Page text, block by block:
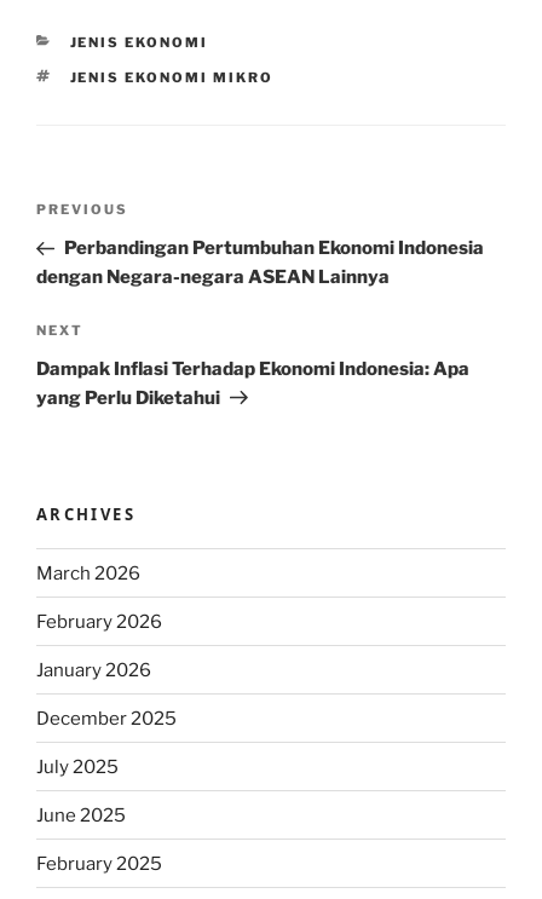
CATEGORIES
JENIS EKONOMI
TAGS
JENIS EKONOMI MIKRO
Previous
Post
PREVIOUS
Perbandingan Pertumbuhan Ekonomi Indonesia
dengan Negara-negara ASEAN Lainnya
Next
Post
NEXT
Dampak Inflasi Terhadap Ekonomi Indonesia: Apa
yang Perlu Diketahui
ARCHIVES
March 2026
February 2026
January 2026
December 2025
July 2025
June 2025
February 2025